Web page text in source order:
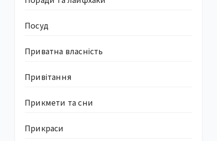
Посуд
Приватна власність
Привітання
Прикмети та сни
Прикраси